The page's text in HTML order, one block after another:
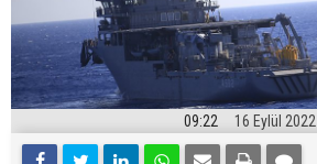
09:22 16 Eylül 2022